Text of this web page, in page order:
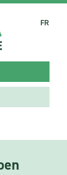
FR